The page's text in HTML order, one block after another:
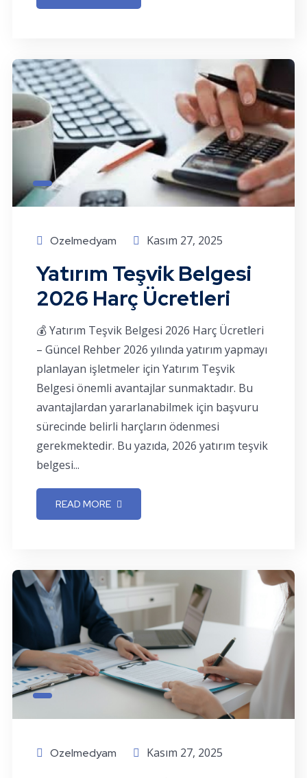
Ozelmedyam Kasım 27, 2025
Yatırım Teşvik Belgesi
2026 Harç Ücretleri
💰 Yatırım Teşvik Belgesi 2026 Harç Ücretleri
– Güncel Rehber 2026 yılında yatırım yapmayı
planlayan işletmeler için Yatırım Teşvik
Belgesi önemli avantajlar sunmaktadır. Bu
avantajlardan yararlanabilmek için başvuru
sürecinde belirli harçların ödenmesi
gerekmektedir. Bu yazıda, 2026 yatırım teşvik
belgesi...
READ MORE
Ozelmedyam Kasım 27, 2025